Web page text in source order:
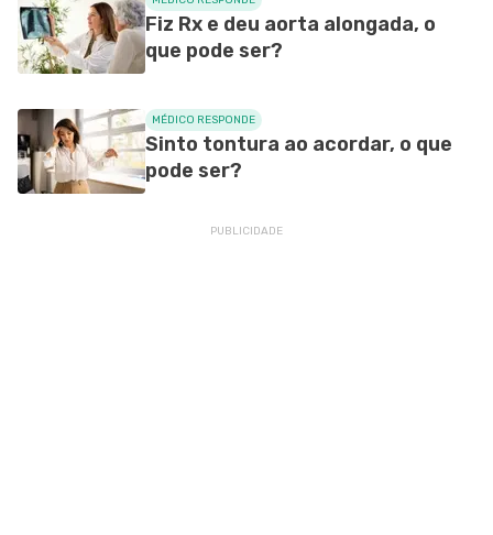
Fiz Rx e deu aorta alongada, o
que pode ser?
MÉDICO RESPONDE
Sinto tontura ao acordar, o que
pode ser?